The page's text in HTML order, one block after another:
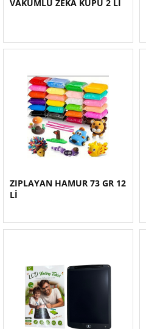
VAKUMLU ZEKA KÜPÜ 2 Lİ
ZIPLAYAN HAMUR 73 GR 12
Lİ